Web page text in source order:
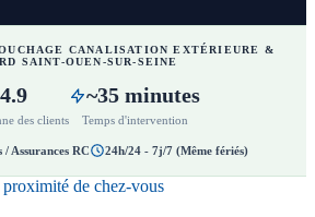
CANALISATION EXTÉRIEURE &
SAINT-OUEN-SUR-SEINE
4.9
des clients
~35 minutes
Temps d'intervention
Assurances RC 24h/24 - 7j/7 (Même fériés)
de chez-vous